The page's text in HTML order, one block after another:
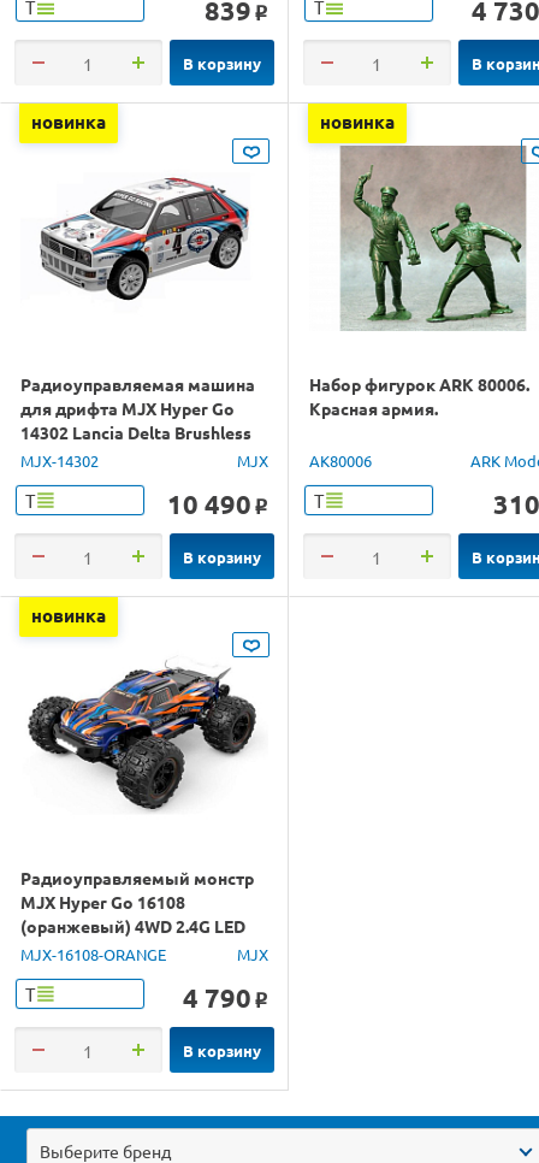
Т 839 o
В корзину
Т 4 730
В
новинка
Радиоуправляемая машина
для дрифта MJX Hyper Go
14302 Lancia Delta Brushless
4WD 2.4G LED 1/14 RTR
MJX-14302 MJX
Т 10 490 o
В корзину
новинка
Набор фигурок ARK 80006.
Красная армия.
AK80006 ARK
Т 310
В
новинка
Радиоуправляемый монстр
MJX Hyper Go 16108
(оранжевый) 4WD 2.4G LED
1/16 RTR
MJX-16108-ORANGE MJX
Т 4 790 o
В корзину
Выберите бренд